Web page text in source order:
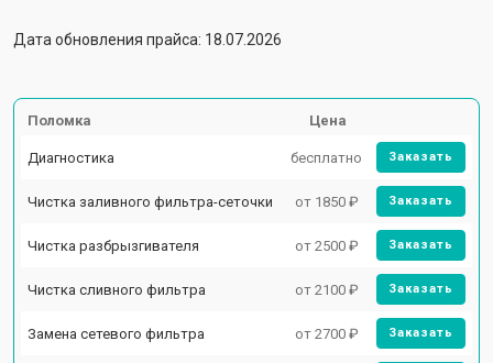
Дата обновления прайса: 18.07.2026
Поломка Цена
Диагностика бесплатно Заказать
Чистка заливного фильтра-сеточки от 1850 ₽ Заказать
Чистка разбрызгивателя от 2500 ₽ Заказать
Чистка сливного фильтра от 2100 ₽ Заказать
Замена сетевого фильтра от 2700 ₽ Заказать